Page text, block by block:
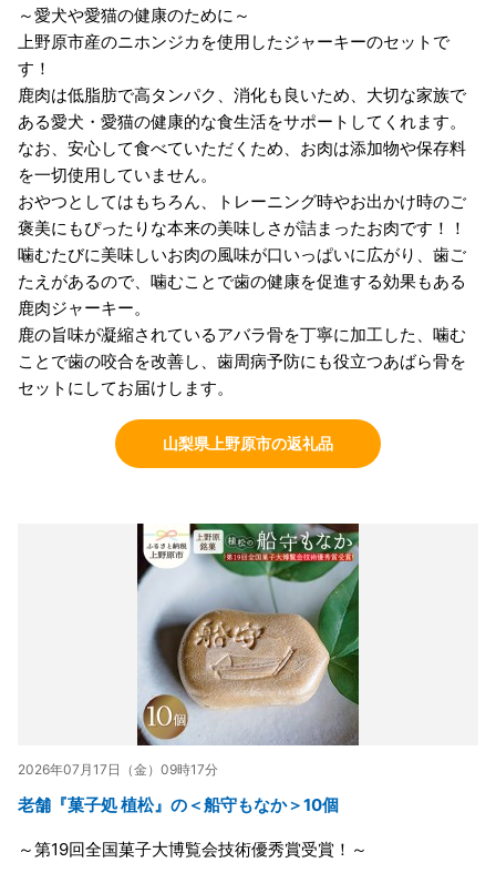
～愛犬や愛猫の健康のために～
上野原市産のニホンジカを使用したジャーキーのセットで
す！
鹿肉は低脂肪で高タンパク、消化も良いため、大切な家族で
ある愛犬・愛猫の健康的な食生活をサポートしてくれます。
なお、安心して食べていただくため、お肉は添加物や保存料
を一切使用していません。
おやつとしてはもちろん、トレーニング時やお出かけ時のご
褒美にもぴったりな本来の美味しさが詰まったお肉です！！
噛むたびに美味しいお肉の風味が口いっぱいに広がり、歯ご
たえがあるので、噛むことで歯の健康を促進する効果もある
鹿肉ジャーキー。
鹿の旨味が凝縮されているアバラ骨を丁寧に加工した、噛む
ことで歯の咬合を改善し、歯周病予防にも役立つあばら骨を
セットにしてお届けします。
山梨県上野原市の返礼品
2026年07月17日（金）09時17分
老舗『菓子処 植松』の＜船守もなか＞10個
～第19回全国菓子大博覧会技術優秀賞受賞！～